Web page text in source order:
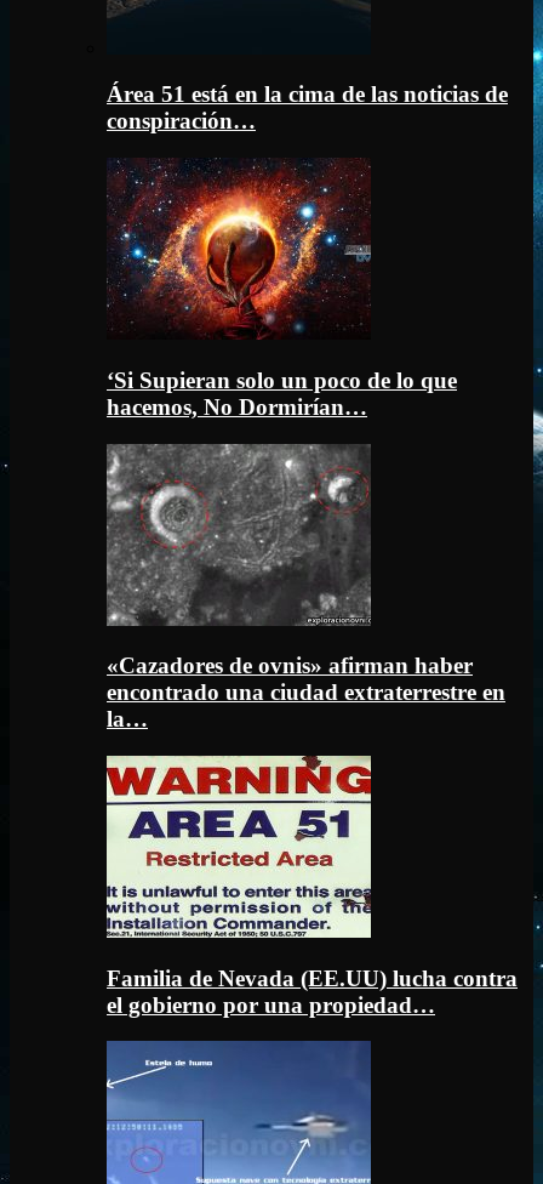
Área 51 está en la cima de las noticias de
conspiración…
‘Si Supieran solo un poco de lo que
hacemos, No Dormirían…
«Cazadores de ovnis» afirman haber
encontrado una ciudad extraterrestre en
la…
Familia de Nevada (EE.UU) lucha contra
el gobierno por una propiedad…